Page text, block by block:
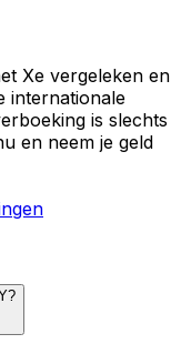
Xe vergeleken en
internationale
is slechts
en neem je geld